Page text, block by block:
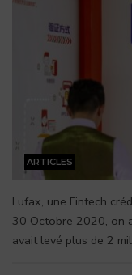
ARTICLES
Lufax, une Fintech
30 Octobre 2020, on
avait levé plus de 2